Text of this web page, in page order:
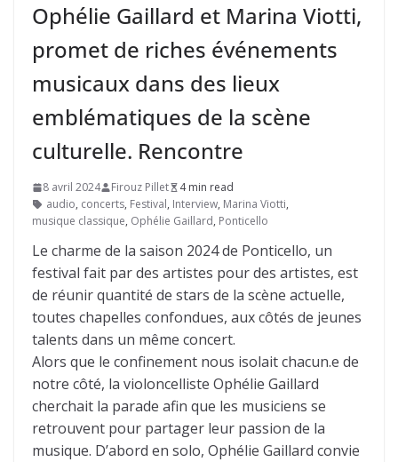
Ophélie Gaillard et Marina Viotti,
promet de riches événements
musicaux dans des lieux
emblématiques de la scène
culturelle. Rencontre
8 avril 2024 Firouz Pillet
4 min read
audio, concerts, Festival, Interview, Marina Viotti,
musique classique, Ophélie Gaillard, Ponticello
Le charme de la saison 2024 de Ponticello, un
festival fait par des artistes pour des artistes, est
de réunir quantité de stars de la scène actuelle,
toutes chapelles confondues, aux côtés de jeunes
talents dans un même concert.
Alors que le confinement nous isolait chacun.e de
notre côté, la violoncelliste Ophélie Gaillard
cherchait la parade afin que les musiciens se
retrouvent pour partager leur passion de la
musique. D’abord en solo, Ophélie Gaillard convie